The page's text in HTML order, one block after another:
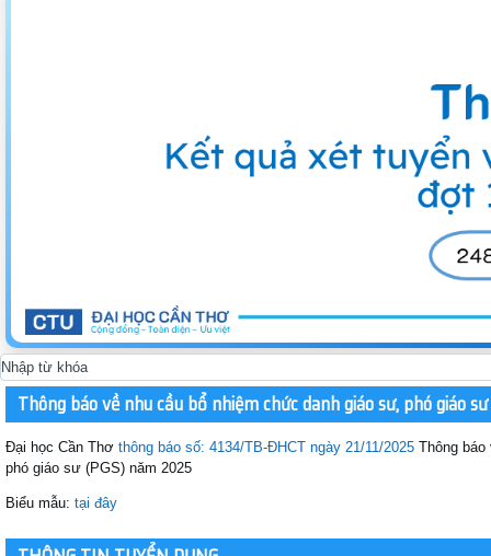
Thông báo về nhu cầu bổ nhiệm chức danh giáo sư, phó giáo
Đại học Cần Thơ thông báo số: 4134/TB-ĐHCT ngày 21/11/2025 Thông
phó giáo sư (PGS) năm 2025
Biểu mẫu: tại đây